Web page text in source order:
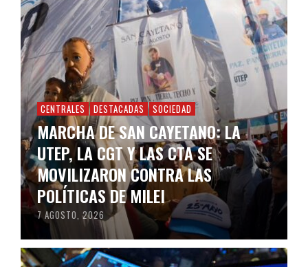
CENTRALES DESTACADAS SOCIEDAD
MARCHA DE SAN CAYETANO: LA
UTEP, LA CGT Y LAS CTA SE
MOVILIZARON CONTRA LAS
POLÍTICAS DE MILEI
7 AGOSTO, 2026